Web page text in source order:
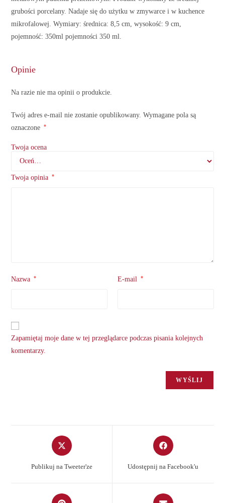
grubości porcelany. Nadaje się do użytku w zmywarce i w kuchence
mikrofalowej. Wymiary: średnica: 8,5 cm, wysokość: 9 cm,
pojemność: 350ml pojemności 350 ml.
Opinie
Na razie nie ma opinii o produkcie.
Twój adres e-mail nie zostanie opublikowany. Wymagane pola są
oznaczone
*
Twoja ocena
Twoja opinia *
Nazwa * E-mail *
Zapamiętaj moje dane w tej przeglądarce podczas pisania kolejnych
komentarzy.
Opens
in
new
Publikuj na Tweeter'ze
Opens
in
new
Udostępnij na Facebook'u
Opens
Opens